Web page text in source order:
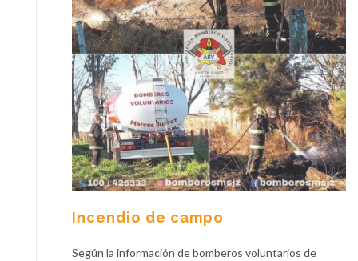
Incendio de campo
Según la información de bomberos voluntarios de